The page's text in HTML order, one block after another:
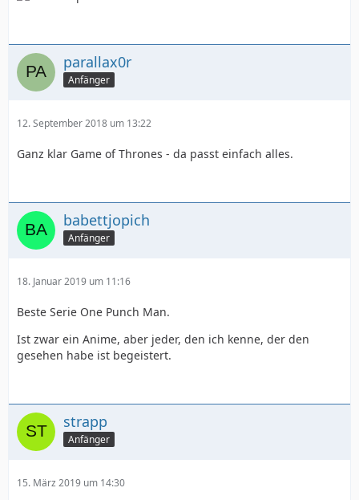
parallax0r
Anfänger
12. September 2018 um 13:22
Ganz klar Game of Thrones - da passt einfach alles.
babettjopich
Anfänger
18. Januar 2019 um 11:16
Beste Serie One Punch Man.
Ist zwar ein Anime, aber jeder, den ich kenne, der den
gesehen habe ist begeistert.
strapp
Anfänger
15. März 2019 um 14:30